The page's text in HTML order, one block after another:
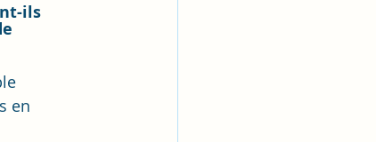
ils
en